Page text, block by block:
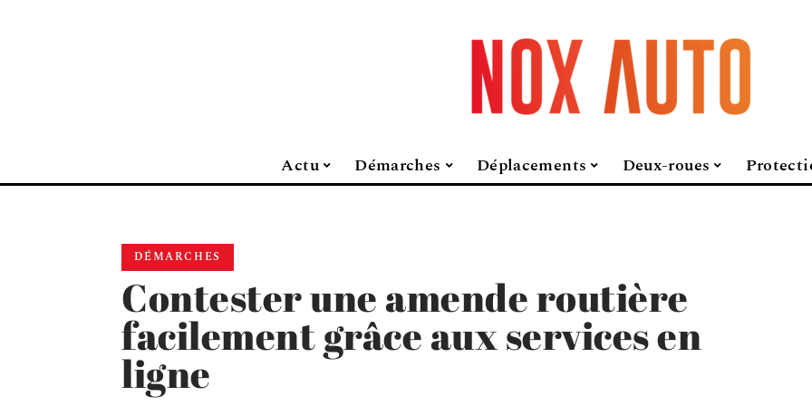
Actu Démarches Déplacements Deux-roues
DÉMARCHES
Contester une amende routière
facilement grâce aux services en
ligne